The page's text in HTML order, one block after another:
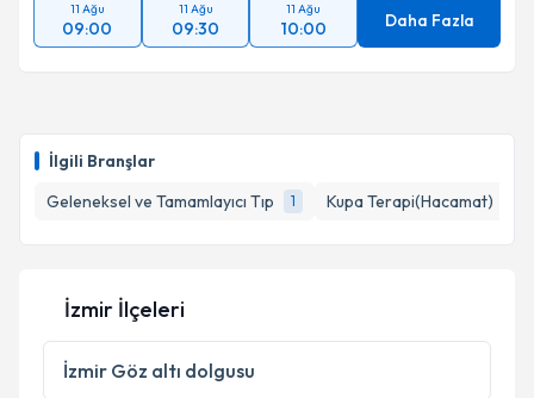
İlgili Branşlar
Geleneksel ve Tamamlayıcı Tıp
1 Kupa Terapi(Hacamat)
11 Ağu
09:00
11 Ağu
09:30
11 Ağu
10:00 Daha Fazla
İzmir İlçeleri
İzmir Göz altı dolgusu